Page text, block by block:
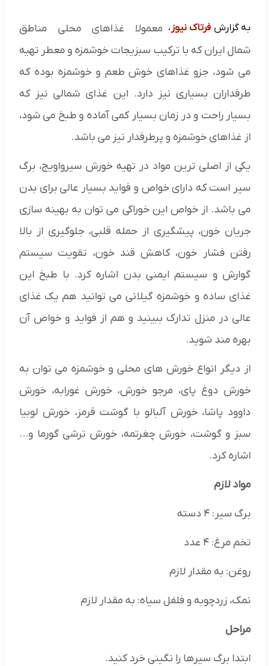
به گزارش فرتاک نیوز ، معمولا غذاهای محلی مناطق
شمال ایران که با ترکیب سبزیجات خوشمزه و معطر تهیه
می ‌شود، جزو غذاهای خوش طعم و خوشمزه بوده که
طرفداران بسیاری نیز دارد. این غذای شمالی نیز که
بسیار راحت و در زمان بسیار کمی آماده و طبخ می‌ شود،
از غذاهای خوشمزه و پرطرفدار نیز می باشد.
یکی از اصلی ترین مواد در تهیه خورش سیرواویج، برگ
سیر است که دارای خواص و فواید بسیار عالی برای بدن
می باشد. از خواص این خوراکی می توان به بهینه سازی
جریان خون، پیشگیری از حمله قلبی، جلوگیری از بالا
رفتن فشار خون، کاهش قند خون، تقویت سیستم
گوارش و سیستم ایمنی بدن اشاره کرد. با طبخ این
غذای ساده و خوشمزه گیلانی می توانید هم یک غذای
عالی در منزل تدارک ببینید و هم از فواید و خواص آن
بهره مند شوید.
از دیگر انواع خورش های محلی و خوشمزه می توان به
خورش دوغ پای، مرجو خورش، خورش غورابه، خورش
داوود پاشا، خورش آلبالو با گوشت قرمز، خورش لوبیا
سبز و گوشت، خورش چغرتمه، خورش ترشی گورما و…
اشاره کرد.
مواد لازم
برگ سیر: ۴ دسته
تخم مرغ: ۴ عدد
روغن: به مقدار لازم
نمک، زردچوبه و فلفل سیاه: به مقدار لازم
مراحل
ابتدا برگ سیرها را نگینی خرد کنید.